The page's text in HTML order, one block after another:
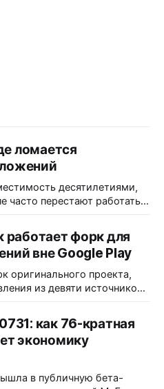
ломается
десятилетиями,
часто перестают работать
и дистрибутивы в
а пользователи
работает форк для
вне Google Play
оригинального проекта,
из девяти источников,
Root или Shizuku, но
APK и зависит
как 76-кратная
экономику
в публичную бета-